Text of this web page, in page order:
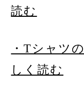
読む
・Tシャツ
しく読む